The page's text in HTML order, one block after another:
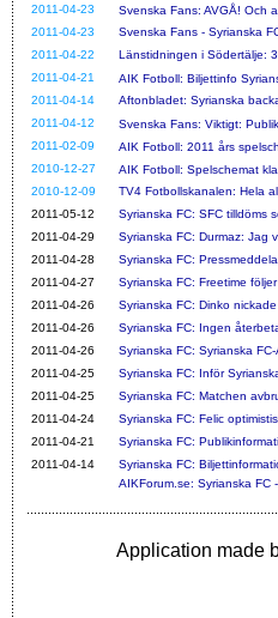
2011-04-23
Svenska Fans: AVGÅ! Och
2011-04-23
Svenska Fans - Syrianska
2011-04-22
Länstidningen i Södertälje:
2011-04-21
AIK Fotboll: Biljettinfo
2011-04-14
Aftonbladet: Syrianska
2011-04-12
Svenska Fans: Viktigt:
2011-02-09
AIK Fotboll: 2011 års
2010-12-27
AIK Fotboll: Spelschemat
2010-12-09
TV4 Fotbollskanalen: Hela
2011-05-12
Syrianska FC: SFC tilldöms
2011-04-29
Syrianska FC: Durmaz: Jag
2011-04-28
Syrianska FC:
2011-04-27
Syrianska FC: Freetime
2011-04-26
Syrianska FC: Dinko nickade
2011-04-26
Syrianska FC: Ingen
2011-04-26
Syrianska FC: Syrianska
2011-04-25
Syrianska FC: Inför
2011-04-25
Syrianska FC: Matchen
2011-04-24
Syrianska FC: Felic
2011-04-21
Syrianska FC:
2011-04-14
Syrianska FC:
AIKForum.se: Syrianska FC
Application made